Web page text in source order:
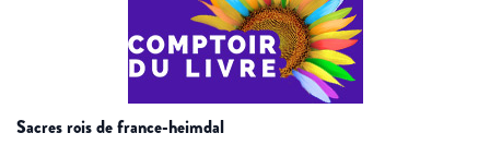
sacres rois de france-heimdal